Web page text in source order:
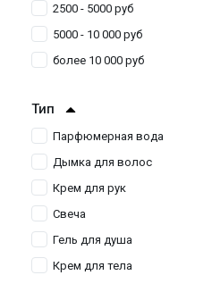
2500 - 5000 руб
5000 - 10 000 руб
более 10 000 руб
Тип
Парфюмерная вода
Дымка для волос
Крем для рук
Свеча
Гель для душа
Крем для тела